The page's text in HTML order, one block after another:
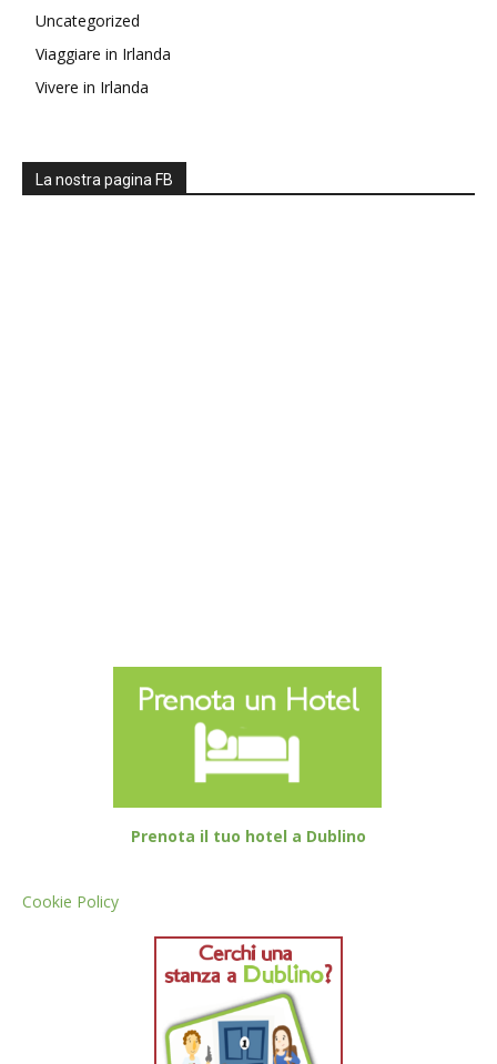
Uncategorized
Viaggiare in Irlanda
Vivere in Irlanda
La nostra pagina FB
Prenota il tuo hotel a Dublino
Cookie Policy